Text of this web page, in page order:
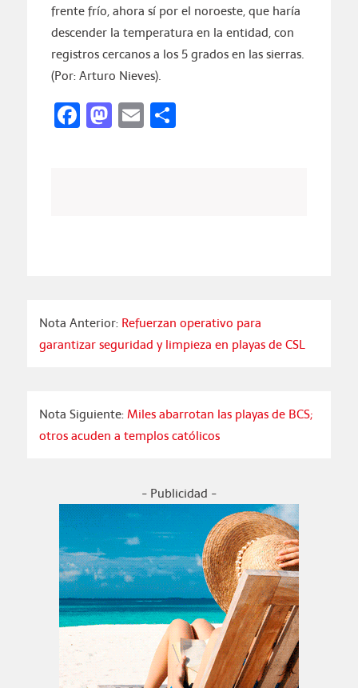
frente frío, ahora sí por el noroeste, que haría
descender la temperatura en la entidad, con
registros cercanos a los 5 grados en las sierras.
(Por: Arturo Nieves).
Facebook
Mastodon
EmailCompartir
Nota Anterior:Refuerzan operativo para
garantizar seguridad y limpieza en playas de CSL
Nota Siguiente:Miles abarrotan las playas de BCS;
otros acuden a templos católicos
- Publicidad -